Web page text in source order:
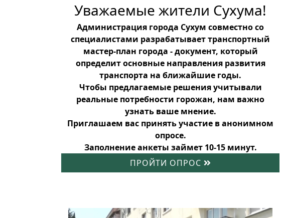
Уважаемые жители Сухума!
Администрация города Сухум совместно со
специалистами разрабатывает транспортный
мастер-план города - документ, который
определит основные направления развития
транспорта на ближайшие годы.
Чтобы предлагаемые решения учитывали
реальные потребности горожан, нам важно
узнать ваше мнение.
Приглашаем вас принять участие в анонимном
опросе.
Заполнение анкеты займет 10-15 минут.
ПРОЙТИ ОПРОС